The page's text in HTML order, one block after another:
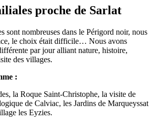
proche de Sarlat
sont nombreuses dans le Périgord noir, nous
le choix était difficile… Nous avons
par jour alliant nature, histoire,
des villages.
:
la Roque Saint-Christophe, la visite de
de Calviac, les Jardins de Marqueyssat
les Eyzies.